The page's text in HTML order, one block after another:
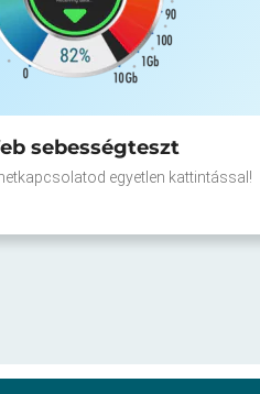
sebességteszt
egyetlen kattintással!